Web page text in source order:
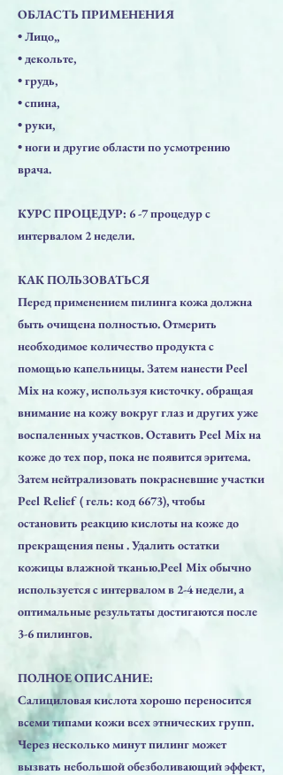
ОБЛАСТЬ ПРИМЕНЕНИЯ
• Лицо,,
• декольте,
• грудь,
• спина,
• руки,
• ноги и другие области по усмотрению
врача.
КУРС ПРОЦЕДУР: 6 -7 процедур с
интервалом 2 недели.
КАК ПОЛЬЗОВАТЬСЯ
Перед применением пилинга кожа должна
быть очищена полностью. Отмерить
необходимое количество продукта с
помощью капельницы. Затем нанести Peel
Mix на кожу, используя кисточку. обращая
внимание на кожу вокруг глаз и других уже
воспаленных учaстков. Оставить Peel Mix на
коже до тех пор, пока не появится эритема.
Затем нейтрализовать покрасневшие участки
Peel Relief ( гель: код 6673), чтобы
остановить реакцию кислоты на коже до
прекращения пены . Удалить остатки
кожицы влажной тканью.Peel Mix обычно
используется с интервалом в 2-4 недели, а
оптимальные результаты достигаются после
3-6 пилингов.
ПОЛНОЕ ОПИСАНИЕ:
Салициловая кислота хорошо переносится
всеми типами кожи всех этнических групп.
Через несколько минут пилинг может
вызвать небольшой обезболивающий эффект,